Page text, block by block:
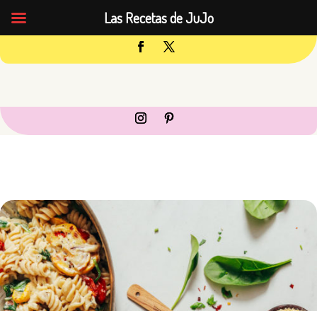
Las Recetas de JuJo